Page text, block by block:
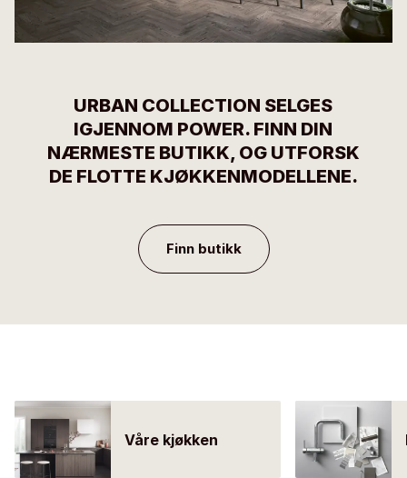
URBAN COLLECTION SELGES
IGJENNOM POWER. FINN DIN
NÆRMESTE BUTIKK, OG UTFORSK
DE FLOTTE KJØKKENMODELLENE.
Finn butikk
Våre kjøkken